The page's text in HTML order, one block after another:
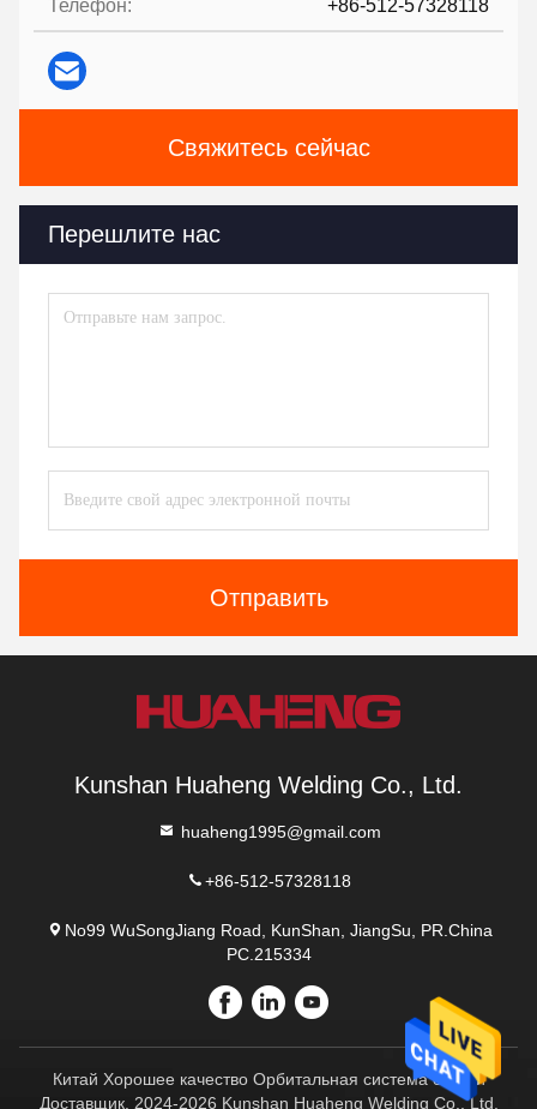
Телефон: +86-512-57328118
Свяжитесь сейчас
Перешлите нас
Отправить
Kunshan Huaheng Welding Co., Ltd.
huaheng1995@gmail.com
+86-512-57328118
No99 WuSongJiang Road, KunShan, JiangSu, PR.China
PC.215334
Китай Хорошее качество Орбитальная система сварки
Доставщик. 2024-2026 Kunshan Huaheng Welding Co., Ltd.